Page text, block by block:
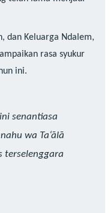
dan Keluarga Ndalem,
rasa syukur
ini.
senantiasa
wa Ta‘ālā
terselenggara